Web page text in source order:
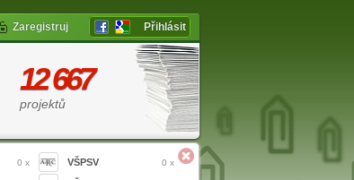
Zaregistruj Přihlásit
12 667
projektů
0 x VŠPSV 0 x